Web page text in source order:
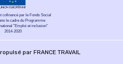
cofinancé par le Fonds Social
le cadre du Programme
"Emploi et inclusion"
2014-2020
par FRANCE TRAVAIL